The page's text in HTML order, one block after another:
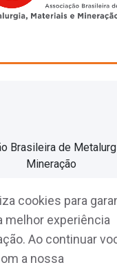
cookies para
melhor experiência
Ao continuar
a nossa
Brasileira de
Mineração
Associe-se
Fazer Login